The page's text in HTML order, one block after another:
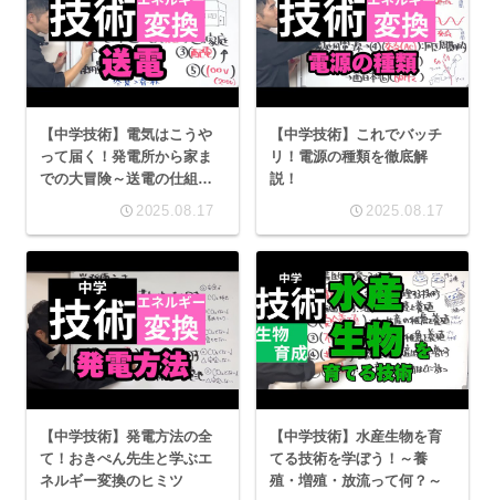
【中学技術】電気はこうや
って届く！発電所から家ま
での大冒険～送電の仕組み
2025.08.17
【中学技術】これでバッチ
リ！電源の種類を徹底解
説！
2025.08.17
【中学技術】発電方法の全
て！おきぺん先生と学ぶエ
ネルギー変換のヒミツ
【中学技術】水産生物を育
てる技術を学ぼう！～養
殖・増殖・放流って何？～